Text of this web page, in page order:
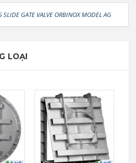
SLIDE GATE VALVE ORBINOX MODEL AG
LOẠI